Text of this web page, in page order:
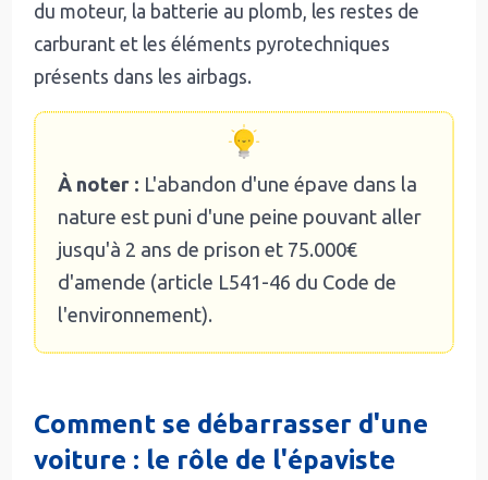
du moteur, la batterie au plomb, les restes de
carburant et les éléments pyrotechniques
présents dans les airbags.
À noter : L'abandon d'une épave dans la
nature est puni d'une peine pouvant aller
jusqu'à 2 ans de prison et 75.000€
d'amende (article L541-46 du Code de
l'environnement).
Comment se débarrasser d'une
voiture : le rôle de l'épaviste